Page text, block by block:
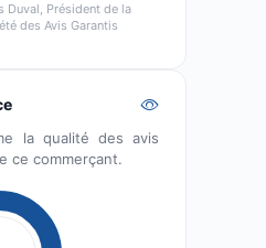
Duval, Président de la
des Avis Garantis
la qualité des avis
ce commerçant.